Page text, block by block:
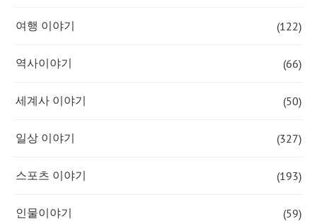
여행 이야기 (122)
역사이야기 (66)
세계사 이야기 (50)
일상 이야기 (327)
스포츠 이야기 (193)
인물이야기 (59)